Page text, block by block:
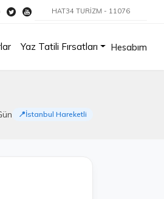
HAT34 TURİZM - 11076
Yaz Tatili Fırsatları Hesabım
📍İstanbul Hareketli